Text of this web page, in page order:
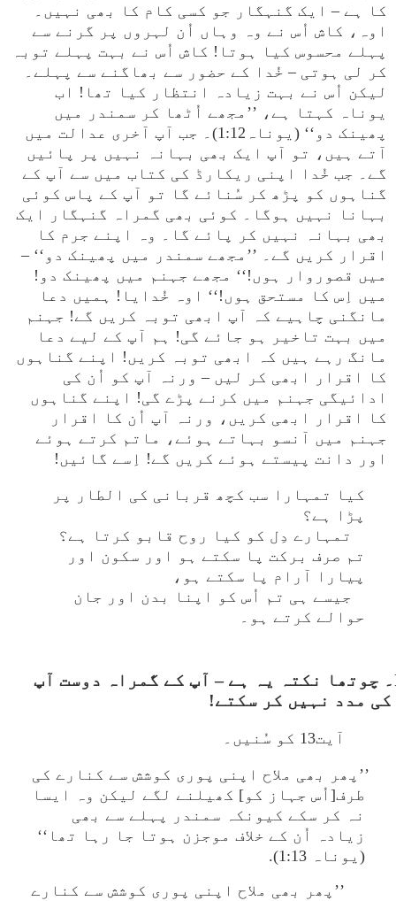
کا ہے – ایک گنہگار جو کسی کام کا بھی نہیں۔
اوہ، کاش اُس نے وہ وہاں اُن لہروں پر گرنے سے
پہلے محسوس کیا ہوتا! کاش اُس نے بہت پہلے توبہ
کر لی ہوتی – خُدا کے حضور سے بھاگنے سے پہلے۔
لیکن اُس نے بہت زیادہ انتظار کیا تھا! اب
یوناہ کہتا ہے، ’’مجھے اُٹھا کر سمندر میں
پھینک دو‘‘ (یوناہ1:12)۔ جب آپ آخری عدالت میں
آتے ہیں، تو آپ ایک بھی بہانہ نہیں پر پائیں
گے۔ جب خُدا اپنی ریکارڈ کی کتاب میں سے آپ کے
گناہوں کو پڑھ کر سُنائے گا تو آپ کے پاس کوئی
بہانا نہیں ہوگا۔ کوئی بھی گمراہ گنہگار ایک
بھی بہانہ نہیں کر پائے گا۔ وہ اپنے جرم کا
اقرار کریں گے۔ ’’مجھے سمندر میں پھینک دو‘‘ –
میں قصوروار ہوں!‘‘ مجھے جہنم میں پھینک دو!
میں اِس کا مستحق ہوں!‘‘ اوہ خُدایا! ہمیں دعا
مانگنی چاہیے کہ آپ ابھی توبہ کریں گے! جہنم
میں بہت تاخیر ہو جائے گی! ہم آپ کے لیے دعا
مانگ رہے ہیں کہ ابھی توبہ کریں! اپنے گناہوں
کا اقرار ابھی کر لیں – ورنہ آپ کو اُن کی
ادائیگی جہنم میں کرنے پڑے گی! اپنے گناہوں
کا اقرار ابھی کریں، ورنہ آپ اُن کا اقرار
جہنم میں آنسو بہاتے ہوئے، ماتم کرتے ہوئے
اور دانت پیستے ہوئے کریں گے! اِسے گائیں!
کیا تمہارا سب کچھ قربانی کی الطار پر
پڑا ہے؟
تمہارے دِل کو کیا روح قابو کرتا ہے؟
تم صرف برکت پا سکتے ہو اور سکون اور
پیارا آرام پا سکتے ہو،
جیسے ہی تم اُس کو اپنا بدن اور جان
حوالے کرتے ہو۔
IV۔ چوتھا نکتہ یہ ہے – آپ کے گمراہ دوست آپ
کی مدد نہیں کر سکتے!
آیت13 کو سُنیں۔
’’پھر بھی ملاح اپنی پوری کوشش سے کنارے کی
طرف[اُس جہاز کو] کھیلنے لگے لیکن وہ ایسا
نہ کر سکے کیونکہ سمندر پہلے سے بھی
زیادہ اُن کے خلاف موجزن ہوتا جا رہا تھا‘‘
(یوناہ 1:13).
’’پھر بھی ملاح اپنی پوری کوشش سے کنارے